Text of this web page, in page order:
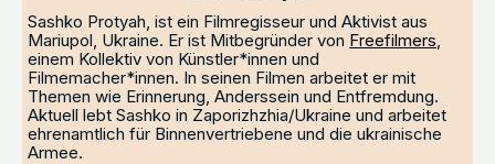
Sashko Protyah, ist ein Filmregisseur und Aktivist aus
Mariupol, Ukraine. Er ist Mitbegründer von Freefilmers
einem Kollektiv von Künstler*innen und
Filmemacher*innen. In seinen Filmen arbeitet er mit
Themen wie Erinnerung, Anderssein und Entfremdung.
Aktuell lebt Sashko in Zaporizhzhia/Ukraine und arbeitet
ehrenamtlich für Binnenvertriebene und die ukrainische
Armee.